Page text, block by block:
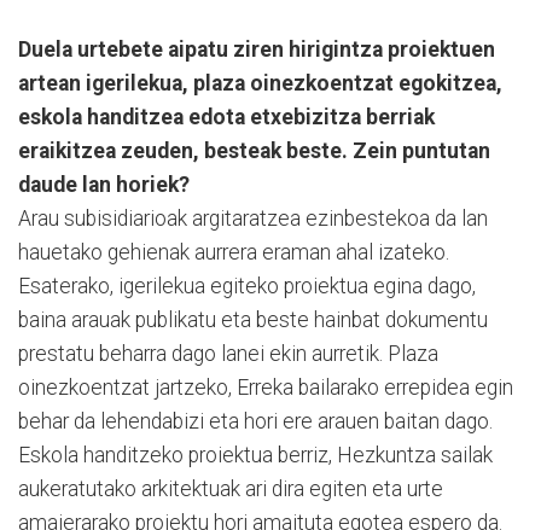
Duela urtebete aipatu ziren hirigintza proiektuen
artean igerilekua, plaza oinezkoentzat egokitzea,
eskola handitzea edota etxebizitza berriak
eraikitzea zeuden, besteak beste. Zein puntutan
daude lan horiek?
Arau subisidiarioak argitaratzea ezinbestekoa da lan
hauetako gehienak aurrera eraman ahal izateko.
Esaterako, igerilekua egiteko proiektua egina dago,
baina arauak publikatu eta beste hainbat dokumentu
prestatu beharra dago lanei ekin aurretik. Plaza
oinezkoentzat jartzeko, Erreka bailarako errepidea egin
behar da lehendabizi eta hori ere arauen baitan dago.
Eskola handitzeko proiektua berriz, Hezkuntza sailak
aukeratutako arkitektuak ari dira egiten eta urte
amaierarako proiektu hori amaituta egotea espero da.